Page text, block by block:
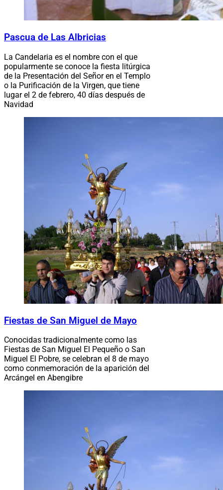
Pascua de Las Albricias
La Candelaria es el nombre con el que
popularmente se conoce la fiesta litúrgica
de la Presentación del Señor en el Templo
o la Purificación de la Virgen, que tiene
lugar el 2 de febrero, 40 días después de
Navidad
Fiestas de San Miguel de Mayo
Conocidas tradicionalmente como las
Fiestas de San Miguel El Pequeño o San
Miguel El Pobre, se celebran el 8 de mayo
como conmemoración de la aparición del
Arcángel en Abengibre